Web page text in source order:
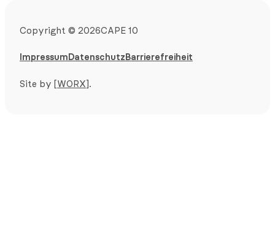
Copyright © 2026CAPE 10
Impressum Datenschutz Barrierefreiheit
Site by [WORX] .